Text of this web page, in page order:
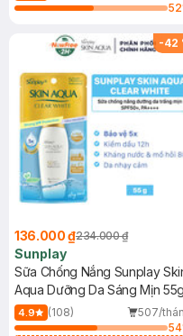
52
-42
136.000 ₫234.000 ₫
Sunplay
Sữa Chống Nắng Sunplay
Aqua Dưỡng Da Sáng Mịn 55g
4.9 (108)
507/
54